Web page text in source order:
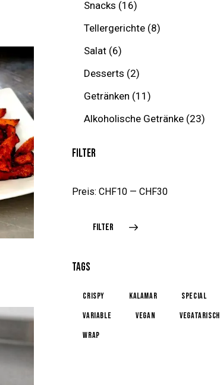
Snacks (16)
Tellergerichte (8)
Salat (6)
Desserts (2)
Getränken (11)
Alkoholische Getränke (23)
FILTER
FILTER
Preis:CHF10 —CHF30
TAGS
Crispy Kalamar
Special
Variable
Vegan
Vegatarisch
Wrap